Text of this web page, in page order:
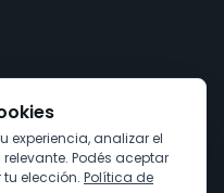
experiencia, analizar el
Podés aceptar
elección. Política de